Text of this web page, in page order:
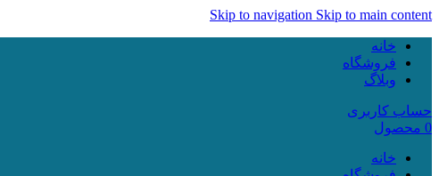
Skip to navigation Skip to main content
خانه
فروشگاه
وبلاگ
حساب کاربری
0 محصول
خانه